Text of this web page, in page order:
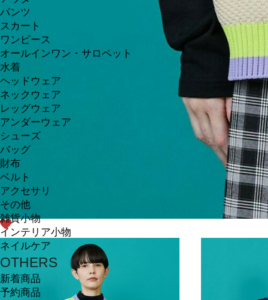
パンツ
スカート
ワンピース
オールインワン・サロペット
水着
ヘッドウェア
ネックウェア
レッグウェア
アンダーウェア
シューズ
バッグ
財布
ベルト
アクセサリ
その他
雑貨小物
インテリア小物
ネイルケア
OTHERS
新着商品
予約商品